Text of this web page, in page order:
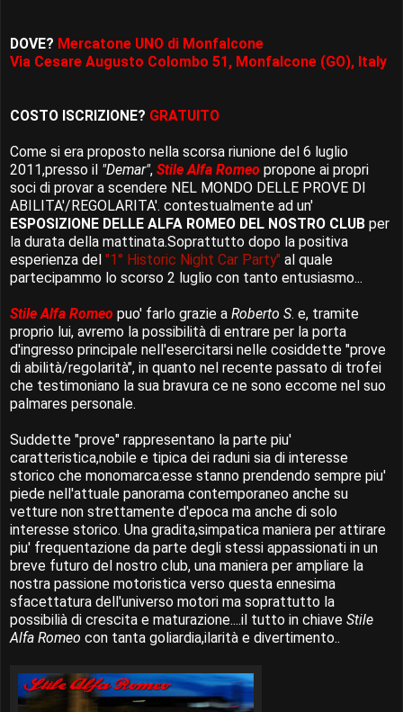
DOVE? Mercatone UNO di Monfalcone
Via Cesare Augusto Colombo 51, Monfalcone (GO), Italy
COSTO ISCRIZIONE? GRATUITO
Come si era proposto nella scorsa riunione del 6 luglio
2011,presso il "Demar", Stile Alfa Romeo propone ai propri
soci di provar a scendere NEL MONDO DELLE PROVE DI
ABILITA'/REGOLARITA'. contestualmente ad un'
ESPOSIZIONE DELLE ALFA ROMEO DEL NOSTRO CLUB per
la durata della mattinata.Soprattutto dopo la positiva
esperienza del "1° Historic Night Car Party" al quale
partecipammo lo scorso 2 luglio con tanto entusiasmo...
Stile Alfa Romeo puo' farlo grazie a Roberto S. e, tramite
proprio lui, avremo la possibilità di entrare per la porta
d'ingresso principale nell'esercitarsi nelle cosiddette "prove
di abilità/regolarità", in quanto nel recente passato di trofei
che testimoniano la sua bravura ce ne sono eccome nel suo
palmares personale.
Suddette "prove" rappresentano la parte piu'
caratteristica,nobile e tipica dei raduni sia di interesse
storico che monomarca:esse stanno prendendo sempre piu'
piede nell'attuale panorama contemporaneo anche su
vetture non strettamente d'epoca ma anche di solo
interesse storico. Una gradita,simpatica maniera per attirare
piu' frequentazione da parte degli stessi appassionati in un
breve futuro del nostro club, una maniera per ampliare la
nostra passione motoristica verso questa ennesima
sfacettatura dell'universo motori ma soprattutto la
possibilià di crescita e maturazione....il tutto in chiave Stile
Alfa Romeo con tanta goliardia,ilarità e divertimento..